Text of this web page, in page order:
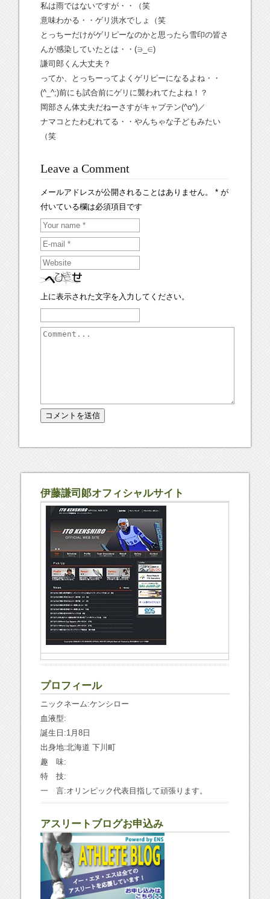
私は雨ではないですが・・（笑
意味わかる・・ゲリ洪水でしょ（笑
とっちーだけがゲリピーなのかと思ったら雪印の皆さ
んが感染していたとは・・(∋_∈)
謙司郎くん大丈夫？
ってか、とっちーってよくゲリピーになるよね・・
(^_^;)前にも試合前にゲリに襲われてたよね！？
岡部さん体丈夫だねーさすがキャプテン(^o^)／
ナマコとたわむれてる・・やんちゃな子どもみたい
（笑
Leave a Comment
メールアドレスが公開されることはありません。 * が
付いている欄は必須項目です
上に表示された文字を入力してください。
伊藤謙司郞オフィシャルサイト
プロフィール
ニックネーム:ケンシロー
血液型:
誕生日:1月8日
出身地:北海道 下川町
趣 味:
特 技:
一 言:オリンピック代表目指して頑張ります。
アスリートブログお申込み